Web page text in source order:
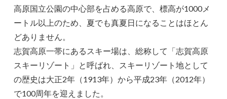
高原国立公園の中心部を占める高原で、標高が1000メ
ートル以上のため、夏でも真夏日になることはほとん
どありません。
志賀高原一帯にあるスキー場は、総称して「志賀高原
スキーリゾート」と呼ばれ、スキーリゾート地として
の歴史は大正2年（1913年）から平成23年（2012年）
で100周年を迎えました。